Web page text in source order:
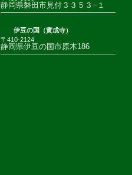
静岡県磐田市見付３３５３−１
伊豆の国（實成寺）
〒410-2124
静岡県伊豆の国市原木186